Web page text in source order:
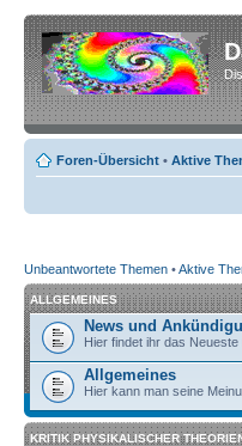
Foren-Übersicht • Aktive
Unbeantwortete Themen •Aktive
ALLGEMEINES
News und
Hier findet ihr das
Allgemeines
Hier kann man seine
KRITIK PHYSIKALISCHER